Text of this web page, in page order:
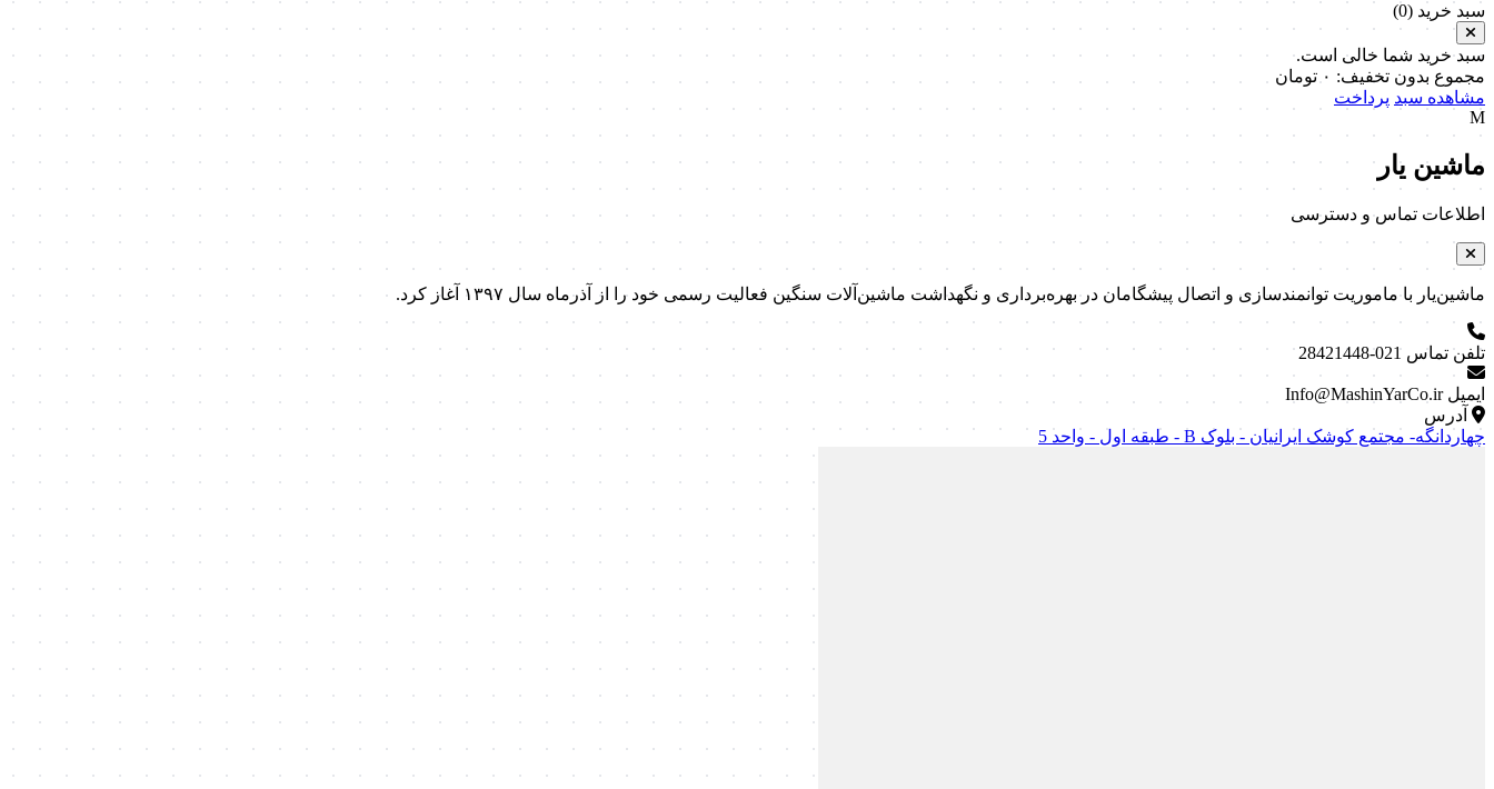
سبد خرید (0
)
سبد خرید شما خالی است.
مجموع بدون تخفیف: ۰ تومان
مشاهده سبد پرداخت
M
ماشین یار
اطلاعات تماس و دسترسی
ماشین‌یار با ماموریت توانمندسازی و اتصال پیشگامان در بهره‌برداری و نگهداشت ماشین‌آلات سنگین فعالیت رسمی خود را از آذرماه سال ۱۳۹۷ آغاز کرد.
تلفن تماس 021-28421448
ایمیل Info@MashinYarCo.ir
آدرس
چهاردانگه- مجتمع کوشک ایرانیان - بلوک B - طبقه اول - واحد 5